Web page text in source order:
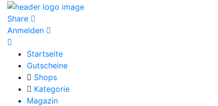
Share
Anmelden
Startseite
Gutscheine
Shops
Kategorie
Magazin